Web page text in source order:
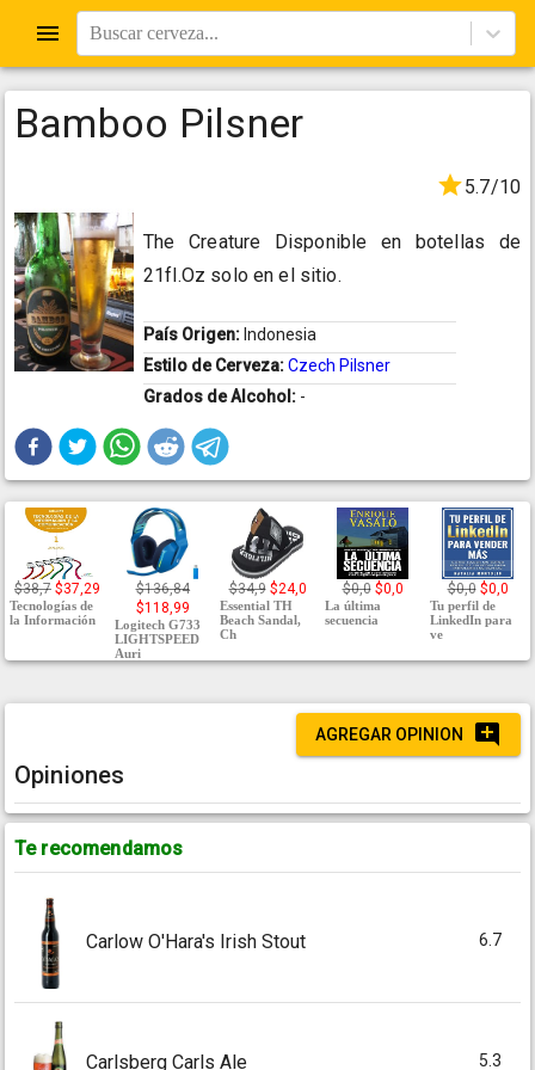
Buscar cerveza...
Bamboo Pilsner
5.7/10
The Creature Disponible en botellas de
21fl.Oz solo en el sitio.
País Origen: Indonesia
Estilo de Cerveza:Czech Pilsner
Grados de Alcohol: -
$38,7 $37,29
Tecnologías de
la Información
$136,84
$118,99
Logitech G733
LIGHTSPEED
Auri
$34,9 $24,0
Essential TH
Beach Sandal,
Ch
$0,0 $0,0
La última
secuencia
$0,0 $0,0
Tu perfil de
LinkedIn para
ve
AGREGAR OPINION
Opiniones
Te recomendamos
Carlow O'Hara's Irish Stout 6.7
Carlsberg Carls Ale 5.3